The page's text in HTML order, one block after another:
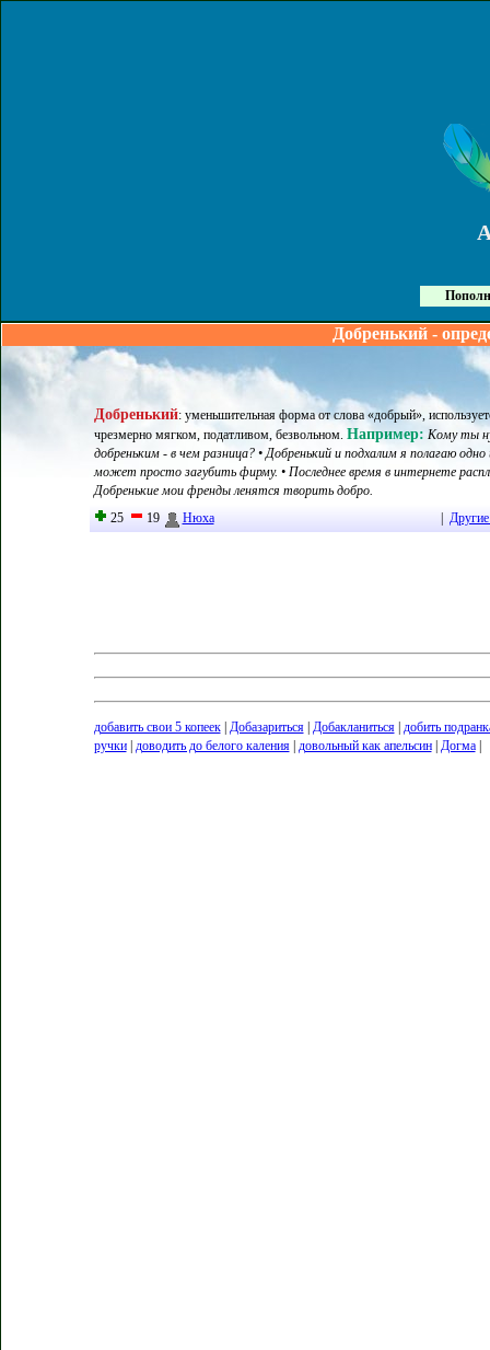
Добренький -
Добренький: уменьшительная форма от слова «добрый»,
чрезмерно мягком, податливом, безвольном. Например: Кому ты
добреньким - в чем разница? • Добренький и подхалим я полагаю
может просто загубить фирму. • Последнее время в интернете
Добренькие мои френды ленятся творить добро.
25
19 Нюха
добавить свои 5 копеек| Добазариться| Добакланиться| добить
ручки| доводить до белого каления| довольный как апельсин| Догма|